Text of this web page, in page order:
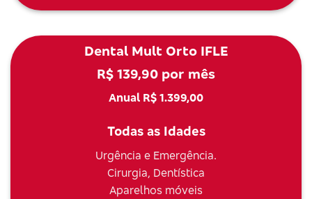
Dental Mult Orto IFLE
R$ 139,90 por mês
Anual R$ 1.399,00
Todas as Idades
Urgência e Emergência.
Cirurgia, Dentística
Aparelhos móveis